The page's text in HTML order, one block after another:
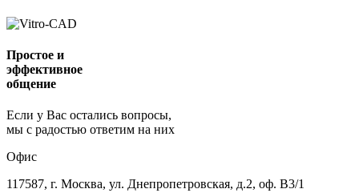
Простое и
эффективное
общение
Если у Вас остались вопросы,
мы с радостью ответим на них
Офис
117587, г. Москва, ул. Днепропетровская, д.2, оф. В3/1